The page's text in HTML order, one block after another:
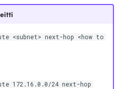
<subnet> next-hop <how to
172.16.0.0/24 next-hop